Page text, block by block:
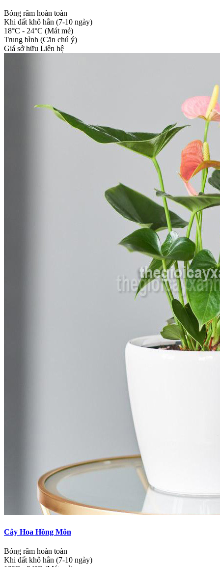
Bóng râm hoàn toàn
Khi đất khô hẳn (7-10 ngày)
18°C - 24°C (Mát mẻ)
Trung bình (Căn chú ý)
Giá sở hữu Liên hệ
Cây Hoa Hồng Môn
Bóng râm hoàn toàn
Khi đất khô hẳn (7-10 ngày)